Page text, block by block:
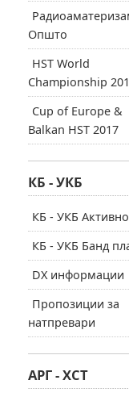
Општо
HST World
Championship
Cup of Europe &
Balkan HST 2017
КБ - УКБ
КБ - УКБ
КБ - УКБ Банд
DX информации
Пропозиции за
натпревари
АРГ - ХСТ